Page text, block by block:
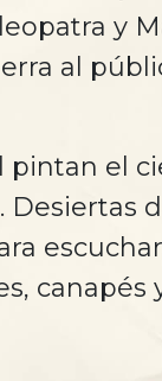
y
al
el
Desiertas
canapés